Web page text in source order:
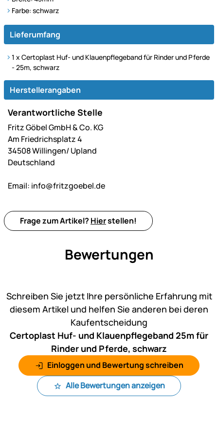
Farbe: schwarz
Lieferumfang
1 x Certoplast Huf- und Klauenpflegeband für Rinder und Pferde
- 25m, schwarz
Herstellerangaben
Verantwortliche Stelle
Fritz Göbel GmbH & Co. KG
Am Friedrichsplatz 4
34508 Willingen/ Upland
Deutschland
Email: info@fritzgoebel.de
Frage zum Artikel? Hierstellen!
Bewertungen
Schreiben Sie jetzt Ihre persönliche Erfahrung mit
diesem Artikel und helfen Sie anderen bei deren
Kaufentscheidung
Certoplast Huf- und Klauenpflegeband 25m für
Rinder und Pferde, schwarz
Einloggen und Bewertung schreiben
Alle Bewertungen anzeigen